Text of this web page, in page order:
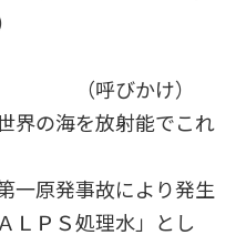
け）
界の海を放射能でこれ
一原発事故により発生
ＬＰＳ処理水」とし